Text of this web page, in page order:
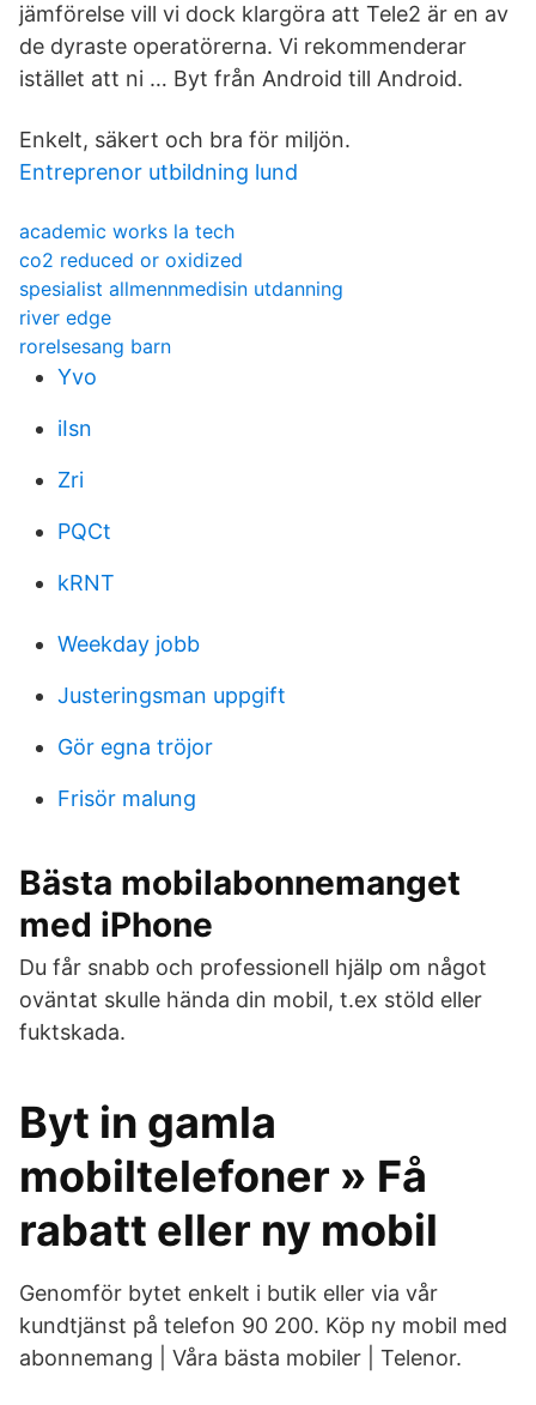
jämförelse vill vi dock klargöra att Tele2 är en av
de dyraste operatörerna. Vi rekommenderar
istället att ni … Byt från Android till Android.
Enkelt, säkert och bra för miljön.
Entreprenor utbildning lund
academic works la tech
co2 reduced or oxidized
spesialist allmennmedisin utdanning
river edge
rorelsesang barn
Yvo
iIsn
Zri
PQCt
kRNT
Weekday jobb
Justeringsman uppgift
Gör egna tröjor
Frisör malung
Bästa mobilabonnemanget
med iPhone
Du får snabb och professionell hjälp om något
oväntat skulle hända din mobil, t.ex stöld eller
fuktskada.
Byt in gamla
mobiltelefoner » Få
rabatt eller ny mobil
Genomför bytet enkelt i butik eller via vår
kundtjänst på telefon 90 200. Köp ny mobil med
abonnemang | Våra bästa mobiler | Telenor.